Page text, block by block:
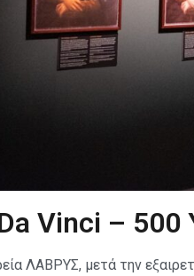
Vinci – 500
ΛΑΒΡΥΣ, μετά την